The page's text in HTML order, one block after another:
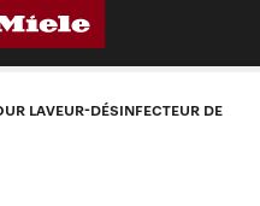
LAVEUR-DÉSINFECTEUR DE